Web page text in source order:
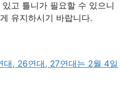
고 틀니가 필요할 수 있으니
유지하시기 바랍니다.
대, 26연대, 27연대는 2월 4일